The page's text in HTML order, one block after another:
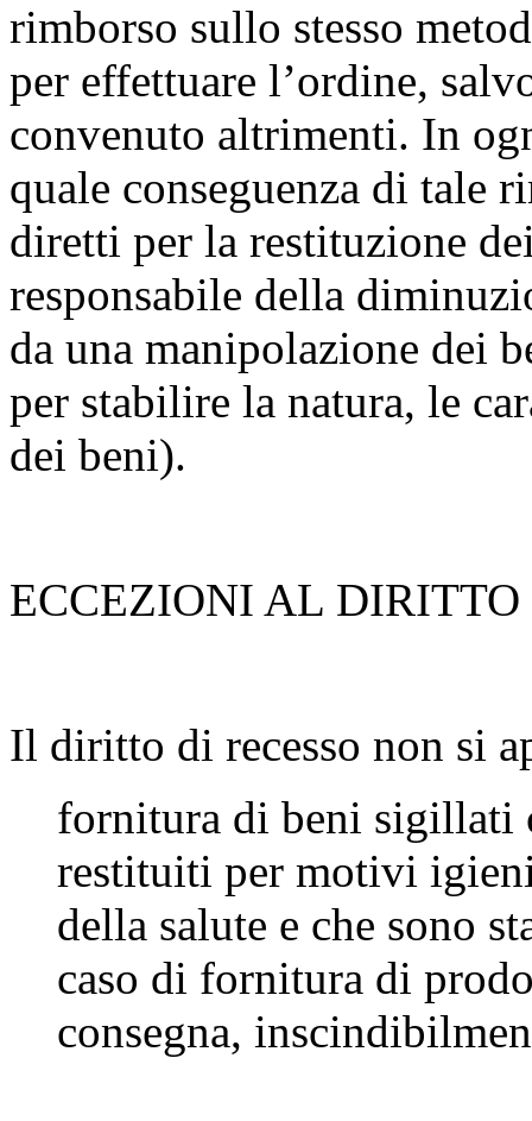
rimborso sullo stesso
per effettuare l’ordine,
convenuto altrimenti. In
quale conseguenza di tale
diretti per la restituzione
responsabile della
da una manipolazione dei
per stabilire la natura, le
dei beni).
ECCEZIONI AL DIRITTO
Il diritto di recesso non si
fornitura di beni sigillati
restituiti per motivi
della salute e che sono
caso di fornitura di
consegna,